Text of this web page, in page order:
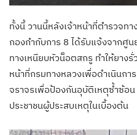
ทั้งนี้ วานนี้หลังเจ้าหน้าที่ตำรวจท
กองกำกับการ 8 ได้รับแจ้งจากศู
ทางเหนียบหัวน็อตสกรู ทำให้ยาง
หน้าที่กรมทางหลวงเพื่อดำเนินก
จราจรเพื่อป้องกันอุบัติเหตุซ้ำซ้อ
ประชาชนผู้ประสบเหตุในเบื้องต้น